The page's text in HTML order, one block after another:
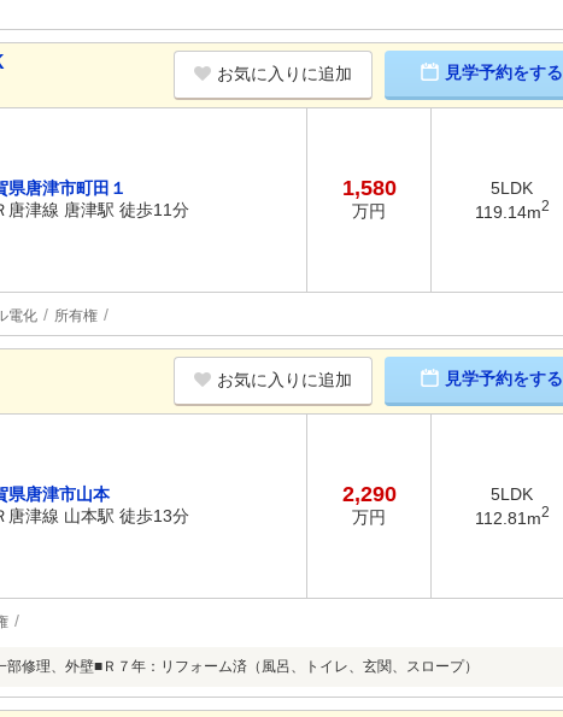
お気に入りに追加 見学予約をする
県唐津市町田１
唐津線 唐津駅 徒歩11分
1,580
万円
5LDK
119.14m2
電化 所有権
お気に入りに追加 見学予約をする
県唐津市山本
唐津線 山本駅 徒歩13分
2,290
万円
5LDK
112.81m2
部修理、外壁■Ｒ７年：リフォーム済（風呂、トイレ、玄関、スロープ）